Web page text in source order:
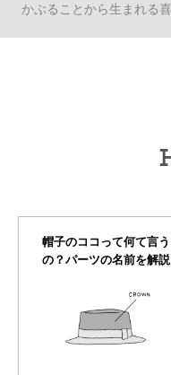
かぶることから生まれる
帽子のココって何て言う
の？パーツの名前を解説